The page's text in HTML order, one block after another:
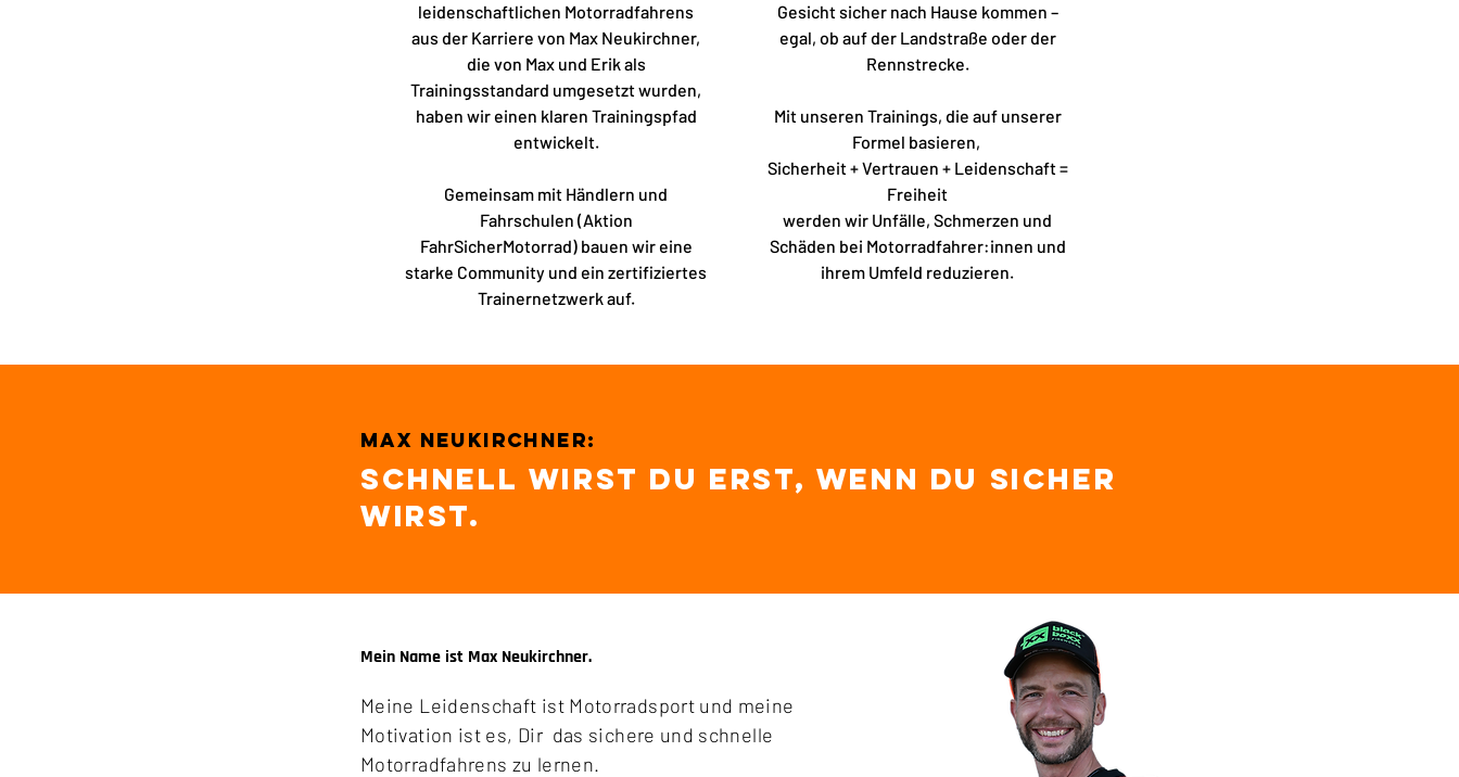
leidenschaftlichen Motorradfahrens
aus der Karriere von Max Neukirchner,
die von Max und Erik als
Trainingsstandard umgesetzt wurden,
haben wir einen klaren Trainingspfad
entwickelt.
Gemeinsam mit Händlern und
Fahrschulen (Aktion
FahrSicherMotorrad) bauen wir eine
starke Community und ein zertifiziertes
Trainernetzwerk auf.
Gesicht sicher nach Hause kommen –
egal, ob auf der Landstraße oder der
Rennstrecke.​
Mit unseren Trainings, die auf unserer
Formel basieren,
Sicherheit + Vertrauen + Leidenschaft =
Freiheit
werden wir Unfälle, Schmerzen und
Schäden bei Motorradfahrer:innen und
ihrem Umfeld reduzieren.
Max neukirchner:
Schnell wirst du erst, wenn du sicher
wirst.
Mein Name ist Max Neukirchner.
Meine Leidenschaft ist Motorradsport und meine
Motivation ist es, Dir das sichere und schnelle
Motorradfahrens zu lernen.